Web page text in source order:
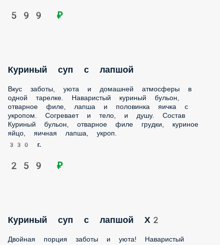
тарелке. Наваристый куриный бульон, отварное филе,
лапша и половинка яичка с укропом. Согревает и тело, и
душу. Состав Куриный бульон, отварное филе грудки,
куриное яйцо, яичная лапша, укроп.
330 г.
259 ₽
укропом. Греет в два раза сильнее! Состав Куриный суп с
лапшой, Куриный суп с лапшой.
660 г.